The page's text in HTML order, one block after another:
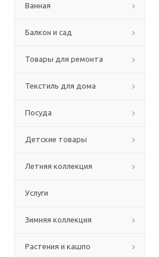
Ванная
Балкон и сад
Товары для ремонта
Текстиль для дома
Посуда
Детские товары
Летняя коллекция
Услуги
Зимняя коллекция
Растения и кашпо